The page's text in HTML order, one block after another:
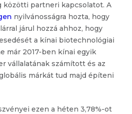
közötti partneri kapcsolatot. A
nyilvánosságra hozta, hogy
járul hozzá ahhoz, hogy
a kínai biotechnológiai
már 2017-ben kínai egyik
vállalatának számított és az
márkát tud majd építeni
ezen a héten 3,78%-ot